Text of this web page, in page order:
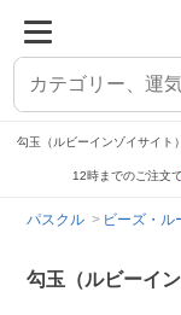
勾玉（ルビーインゾイサイト
12時までのご注文
パスクル ビーズ・ル
勾玉（ルビーイ